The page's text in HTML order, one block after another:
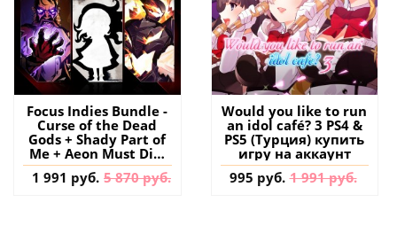
Focus Indies Bundle -
Curse of the Dead
Gods + Shady Part of
Me + Aeon Must Die!
PS4 (Турция) купить
игру на аккаунт
1 991 руб. 5 870 руб.
Would you like to run
an idol café? 3 PS4 &
PS5 (Турция) купить
игру на аккаунт
995 руб. 1 991 руб.